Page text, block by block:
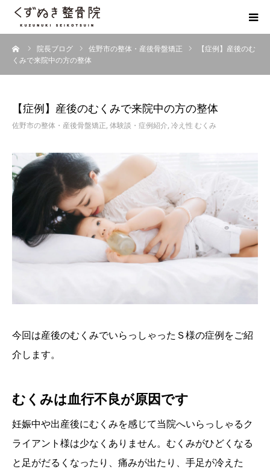
院長ブログ 佐野市の整体・産後骨盤矯正
【症例】産後のむ
くみで来院中の方の整体
【症例】産後のむくみで来院中の方の整体
佐野市の整体・産後骨盤矯正, 体験談・症例紹介, 冷え性 むくみ
今回は産後のむくみでいらっしゃったＳ様の症例をご紹
介します。
むくみは血行不良が原因です
妊娠中や出産後にむくみを感じて当院へいらっしゃるク
ライアント様は少なくありません。むくみがひどくなる
と足がだるくなったり、痛みが出たり、手足が冷えた
初めての方へ
整体院Q＆A
お客様の声
院長ブログ
佐野市の交通事故治療 整骨院